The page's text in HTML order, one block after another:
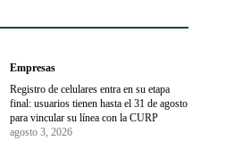
Empresas
Registro de celulares entra en su etapa
final: usuarios tienen hasta el 31 de agosto
para vincular su línea con la CURP
agosto 3, 2026